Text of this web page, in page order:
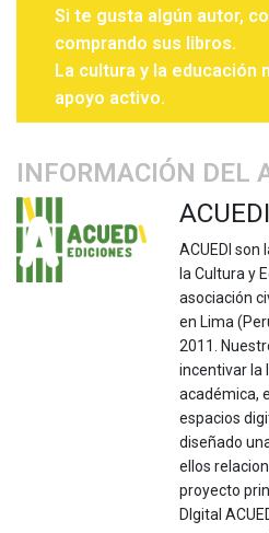
Si te gusta algún autor,
comprando sus libros.
La cultura y la educación
apoyo activo.
INFORMACIÓN DEL
ACUEDI
ACUEDI son
la Cultura y
asociación
en Lima
2011.
incentivar la
académica,
espacios
diseñado
ellos
proyecto
DIgital